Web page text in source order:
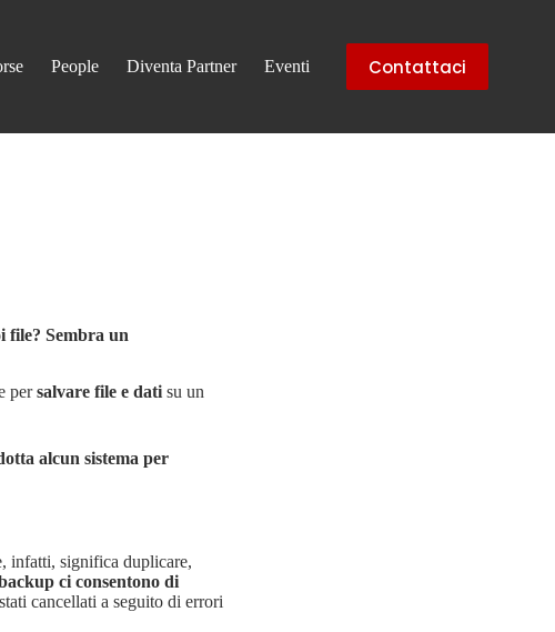
People Diventa Partner Eventi Contattaci
file? Sembra un
persalvare file e dati su un
alcun sistema per
infatti, significa duplicare,
ci consentono di
cancellati a seguito di errori